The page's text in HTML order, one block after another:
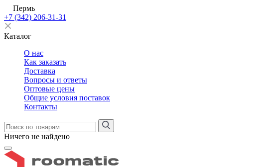
Пермь
+7 (342) 206-31-31
Каталог
О нас
Как заказать
Доставка
Вопросы и ответы
Оптовые цены
Общие условия поставок
Контакты
Ничего не найдено